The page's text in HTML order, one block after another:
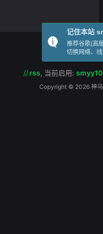
一个家庭守护传统豆腐老店
导演冯凯透露故事有点像他
//rss, 当前启用:
Copyright © 2026 神
记住本站
推荐谷歌(高
切换网络、